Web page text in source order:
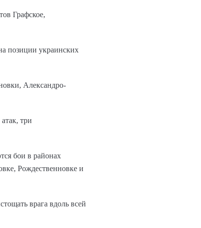
Графское,
позиции украинских
Александро-
три
бои в районах
Рождественновке и
врага вдоль всей